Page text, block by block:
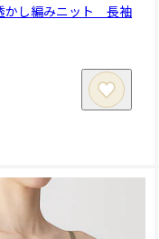
し編みニット 長袖